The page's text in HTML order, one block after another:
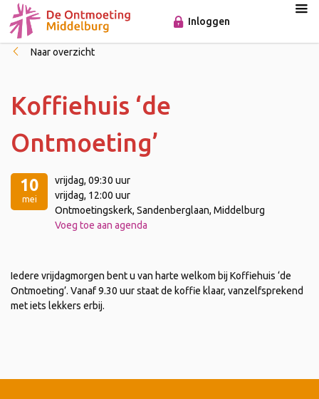
Inloggen
Naar overzicht
Koffiehuis ‘de
Ontmoeting’
10
mei
vrijdag, 09:30 uur
vrijdag, 12:00 uur
Ontmoetingskerk, Sandenberglaan, Middelburg
Voeg toe aan agenda
Iedere vrijdagmorgen bent u van harte welkom bij Koffiehuis ‘de
Ontmoeting’. Vanaf 9.30 uur staat de koffie klaar, vanzelfsprekend
met iets lekkers erbij.